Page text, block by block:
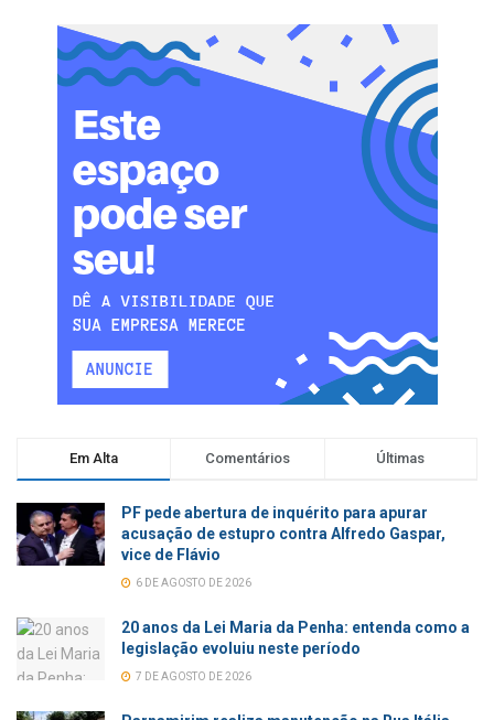
Em Alta Comentários Últimas
PF pede abertura de inquérito para apurar
acusação de estupro contra Alfredo Gaspar,
vice de Flávio
6 DE AGOSTO DE 2026
20 anos da Lei Maria da Penha: entenda como a
legislação evoluiu neste período
7 DE AGOSTO DE 2026